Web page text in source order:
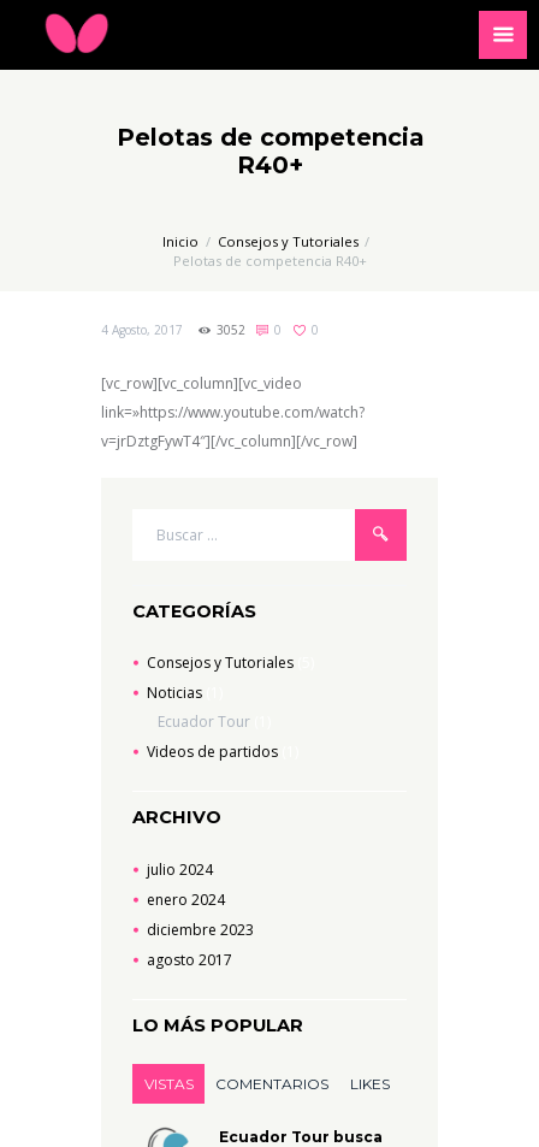
Pelotas de competencia
R40+
Inicio
Consejos y Tutoriales
Pelotas de competencia R40+
4 Agosto, 2017 3052 0 0
[vc_row][vc_column][vc_video
link=»https://www.youtube.com/watch?
v=jrDztgFywT4″][/vc_column][/vc_row]
CATEGORÍAS
Consejos y Tutoriales
Noticias
Ecuador Tour(1)
Videos de partidos
ARCHIVO
julio2024
enero2024
diciembre2023
agosto2017
LO MÁS POPULAR
VISTAS COMENTARIOS LIKES
Ecuador Tour busca